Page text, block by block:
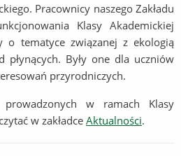
Pracownicy naszego Zakładu
Klasy Akademickiej
o tematyce związanej z ekologią
płynących. Były one dla uczniów
przyrodniczych.
w ramach Klasy
w zakładce Aktualności.